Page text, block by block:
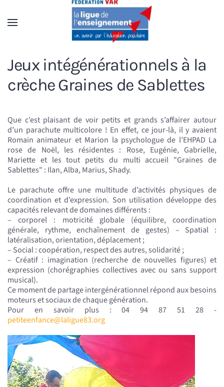
Accéder au contenu principal
Jeux intégénérationnels à la
crèche Graines de Sablettes
Que c’est plaisant de voir petits et grands s’affairer autour
d’un parachute multicolore ! En effet, ce jour-là, il y avaient
Romain animateur et Marion la psychologue de l’EHPAD La
rose de Noël, les résidentes : Rose, Eugénie, Gabrielle,
Mariette et les tout petits du multi accueil "Graines de
Sablettes" : Ilan, Alba, Marius, Shady.
Le parachute offre une multitude d’activités physiques de
coordination et d’expression. Son utilisation développe des
capacités relevant de domaines différents :
– corporel : motricité globale (équilibre, coordination
générale, rythme, enchaînement de gestes) – Spatial :
latéralisation, orientation, déplacement ;
– Social : coopération, respect des autres, solidarité ;
– Créatif : imagination (recherche de nouvelles figures) et
expression (chorégraphies collectives avec ou sans support
musical).
Ce moment de partage intergénérationnel répond aux besoins
moteurs et sociaux de chaque génération.
Pour en savoir plus : 04 94 87 51 28 -
petiteenfance@laligue83.org